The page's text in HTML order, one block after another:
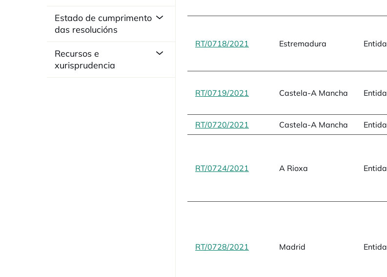
Estado de cumprimento
das resolucións
Recursos e
xurisprudencia
RT/0718/2021 opens in a new tab
Estremadura
RT/0719/2021 opens in a new tab
Castela-A Mancha
RT/0720/2021 opens in a new tab
Castela-A Mancha
RT/0724/2021 opens in a new tab
A Rioxa
RT/0728/2021 opens in a new tab
Madrid